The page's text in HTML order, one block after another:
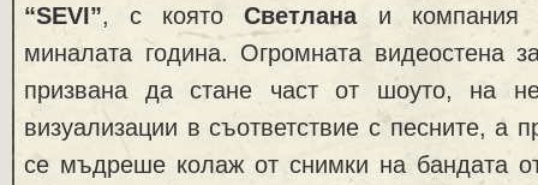
“SEVI”, с коятоСветланаи компания
миналата година. Огромната видеостена
призвана да стане част от шоуто, на
визуализации в съответствие с песните, а
се мъдреше колаж от снимки на бандата